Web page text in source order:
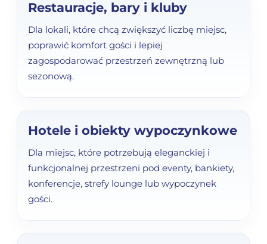
Restauracje, bary i kluby
Dla lokali, które chcą zwiększyć liczbę miejsc,
poprawić komfort gości i lepiej
zagospodarować przestrzeń zewnętrzną lub
sezonową.
Hotele i obiekty wypoczynkowe
Dla miejsc, które potrzebują eleganckiej i
funkcjonalnej przestrzeni pod eventy, bankiety,
konferencje, strefy lounge lub wypoczynek
gości.